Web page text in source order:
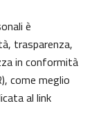
è
trasparenza,
in conformità
come meglio
al link